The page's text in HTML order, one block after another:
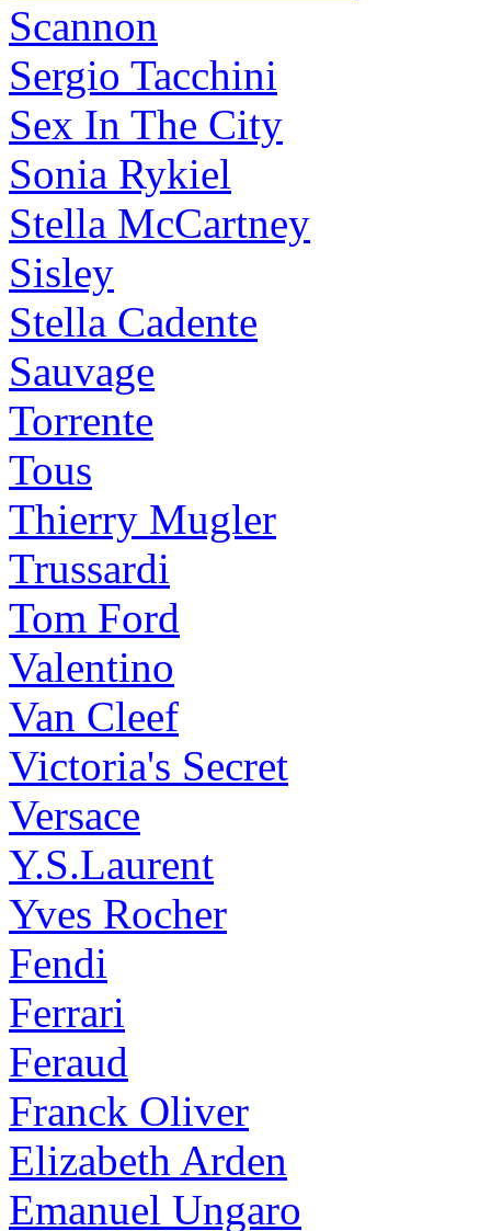
Scannon
Sergio Tacchini
Sex In The City
Sonia Rykiel
Stella McCartney
Sisley
Stella Cadente
Sauvage
Torrente
Tous
Thierry Mugler
Trussardi
Tom Ford
Valentino
Van Cleef
Victoria's Secret
Versace
Y.S.Laurent
Yves Rocher
Fendi
Ferrari
Feraud
Franck Oliver
Elizabeth Arden
Emanuel Ungaro